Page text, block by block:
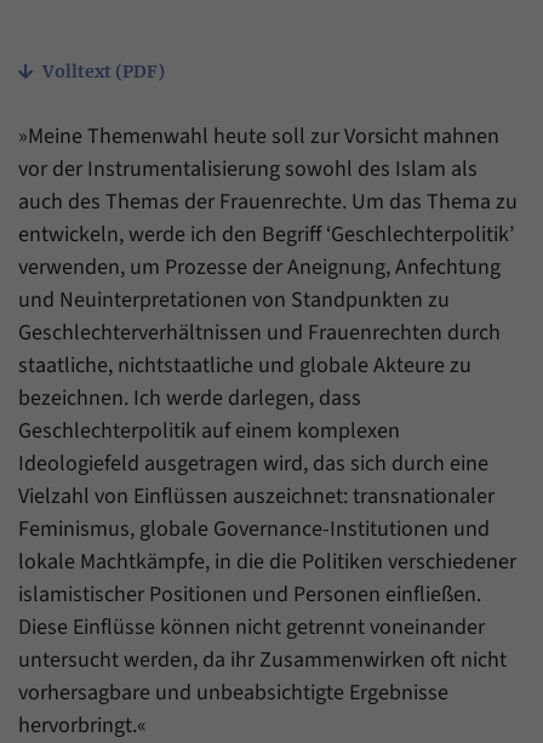
Volltext (PDF)
»Meine Themenwahl heute soll zur Vorsicht mahnen
vor der Instrumentalisierung sowohl des Islam als
auch des Themas der Frauenrechte. Um das Thema zu
entwickeln, werde ich den Begriff ‘Geschlechterpolitik’
verwenden, um Prozesse der Aneignung, Anfechtung
und Neuinterpretationen von Standpunkten zu
Geschlechterverhältnissen und Frauenrechten durch
staatliche, nichtstaatliche und globale Akteure zu
bezeichnen. Ich werde darlegen, dass
Geschlechterpolitik auf einem komplexen
Ideologiefeld ausgetragen wird, das sich durch eine
Vielzahl von Einflüssen auszeichnet: transnationaler
Feminismus, globale Governance-Institutionen und
lokale Machtkämpfe, in die die Politiken verschiedener
islamistischer Positionen und Personen einfließen.
Diese Einflüsse können nicht getrennt voneinander
untersucht werden, da ihr Zusammenwirken oft nicht
vorhersagbare und unbeabsichtigte Ergebnisse
hervorbringt.«
Laufzeit 6 Monate
Zweck
Mit diesem Cookie können wir speichern, von
welcher Internetseite oder Suchmaschine
Besucher durch eine Verlinkung auf unsere
Internetseite weitergeleitet wurden.
Name _pk_ses
Anbieter Matomo
Laufzeit 30 Minuten
Zweck
Mit diesem Cookie können wir für kurze Zeit
Daten über den aktuellen Aufenthalt von
Besuchern auf unserer Internetseite
speichern.